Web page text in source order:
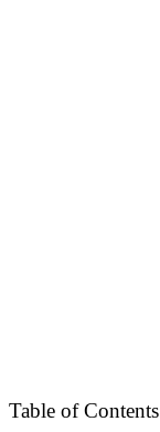
Table of Contents